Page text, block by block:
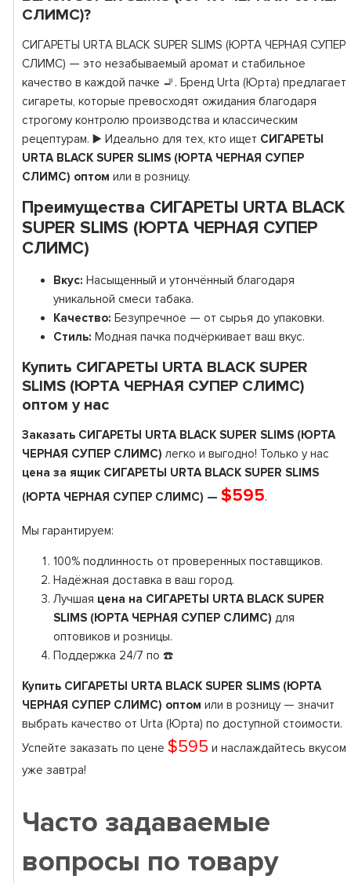
СЛИМС)?
СИГАРЕТЫ URTA BLACK SUPER SLIMS (ЮРТА ЧЕРНАЯ СУПЕР
СЛИМС) — это незабываемый аромат и стабильное
качество в каждой пачке 🚬. Бренд Urta (Юрта) предлагает
сигареты, которые превосходят ожидания благодаря
строгому контролю производства и классическим
рецептурам. ▶️ Идеально для тех, кто ищет СИГАРЕТЫ
URTA BLACK SUPER SLIMS (ЮРТА ЧЕРНАЯ СУПЕР
СЛИМС) оптом или в розницу.
Преимущества СИГАРЕТЫ URTA BLACK
SUPER SLIMS (ЮРТА ЧЕРНАЯ СУПЕР
СЛИМС)
Вкус: Насыщенный и утончённый благодаря
уникальной смеси табака.
Качество: Безупречное — от сырья до упаковки.
Стиль: Модная пачка подчёркивает ваш вкус.
Купить СИГАРЕТЫ URTA BLACK SUPER
SLIMS (ЮРТА ЧЕРНАЯ СУПЕР СЛИМС)
оптом у нас
Заказать СИГАРЕТЫ URTA BLACK SUPER SLIMS (ЮРТА
ЧЕРНАЯ СУПЕР СЛИМС) легко и выгодно! Только у нас
цена за ящик СИГАРЕТЫ URTA BLACK SUPER SLIMS
(ЮРТА ЧЕРНАЯ СУПЕР СЛИМС) — $595.
Мы гарантируем:
100% подлинность от проверенных поставщиков.
Надёжная доставка в ваш город.
Лучшая цена на СИГАРЕТЫ URTA BLACK SUPER
SLIMS (ЮРТА ЧЕРНАЯ СУПЕР СЛИМС) для
оптовиков и розницы.
Поддержка 24/7 по ☎️
Купить СИГАРЕТЫ URTA BLACK SUPER SLIMS (ЮРТА
ЧЕРНАЯ СУПЕР СЛИМС) оптом или в розницу — значит
выбрать качество от Urta (Юрта) по доступной стоимости.
Успейте заказать по цене $595 и наслаждайтесь вкусом
уже завтра!
Часто задаваемые
вопросы по товару